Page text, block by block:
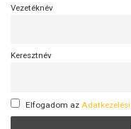
Vezetéknév
Keresztnév
Elfogadom az